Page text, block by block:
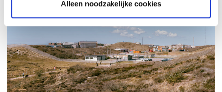
Alleen noodzakelijke cookies